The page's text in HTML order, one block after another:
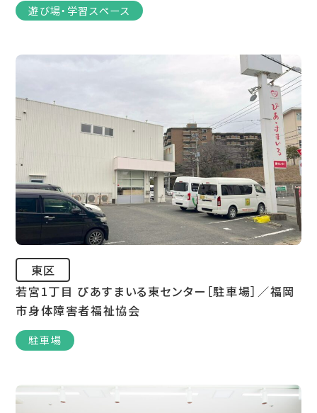
遊び場・学習スペース
東区
若宮1丁目 ぴあすまいる東センター［駐車場］／福岡
市身体障害者福祉協会
駐車場